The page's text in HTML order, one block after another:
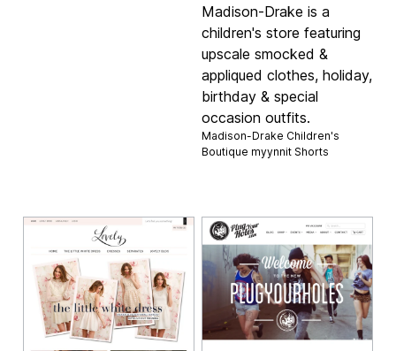
Madison-Drake is a
children's store featuring
upscale smocked &
appliqued clothes, holiday,
birthday & special
occasion outfits.
Madison-Drake Children's
Boutique myynnit Shorts